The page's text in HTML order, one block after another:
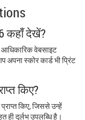
कहाँ देखें?
आधिकारिक वेबसाइट
स्कोर कार्ड भी प्रिंट
किए?
किए, जिससे उन्हें
ही दुर्लभ उपलब्धि है।